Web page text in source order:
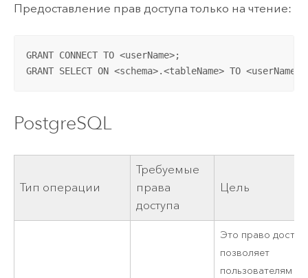
Предоставление прав доступа только на чтение:
GRANT CONNECT TO <userName>;
GRANT SELECT ON <schema>.<tableName> TO <userName>;
PostgreSQL
Тип операции
Требуемые
права
доступа
Цель
Это право
позволяет
пользователям